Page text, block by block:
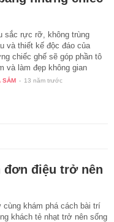
sắc rực rỡ, không trùng
và thiết kế độc đáo của
chiếc ghế sẽ góp phần tô
và làm đẹp không gian
SẮM - 13 năm trước
đơn điệu trở nên
cùng khám phá cách bài trí
khách tẻ nhạt trở nên sống